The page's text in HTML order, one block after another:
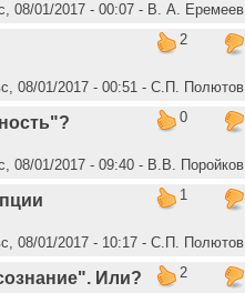
08/01/2017 - 00:07 - В. А. Еремеев
2
08/01/2017 - 00:51 - C.П. Полютов
0
08/01/2017 - 09:40 - В.В. Поройков
1
08/01/2017 - 10:17 - C.П. Полютов
2
Или?